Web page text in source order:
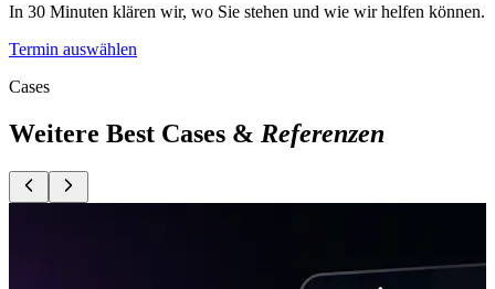
In 30 Minuten klären wir, wo Sie stehen und wie wir helfen können.
Termin auswählen
Cases
Weitere Best Cases & Referenzen